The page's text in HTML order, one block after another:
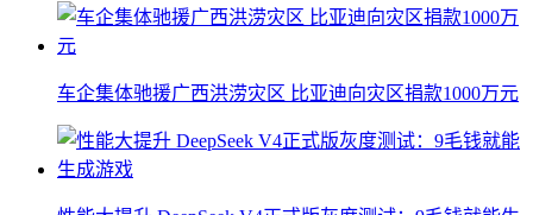
车企集体驰援广西洪涝灾区 比亚迪向灾区捐款1000万元